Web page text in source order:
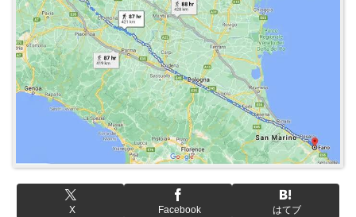
X Facebook はてブ